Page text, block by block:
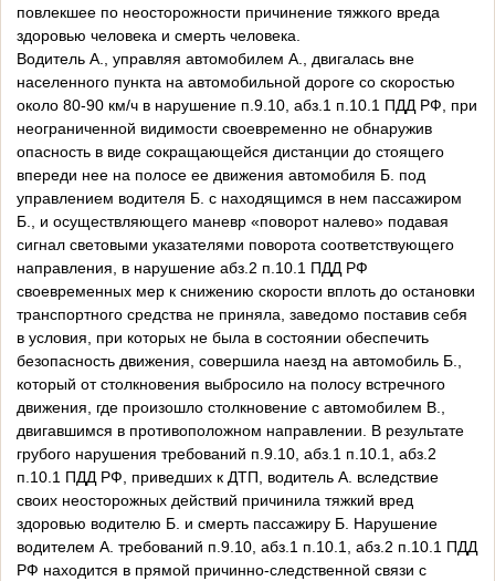
повлекшее по неосторожности причинение тяжкого вреда
здоровью человека и смерть человека.
Водитель А., управляя автомобилем А., двигалась вне
населенного пункта на автомобильной дороге со скоростью
около 80-90 км/ч в нарушение п.9.10, абз.1 п.10.1 ПДД РФ, при
неограниченной видимости своевременно не обнаружив
опасность в виде сокращающейся дистанции до стоящего
впереди нее на полосе ее движения автомобиля Б. под
управлением водителя Б. с находящимся в нем пассажиром
Б., и осуществляющего маневр «поворот налево» подавая
сигнал световыми указателями поворота соответствующего
направления, в нарушение абз.2 п.10.1 ПДД РФ
своевременных мер к снижению скорости вплоть до остановки
транспортного средства не приняла, заведомо поставив себя
в условия, при которых не была в состоянии обеспечить
безопасность движения, совершила наезд на автомобиль Б.,
который от столкновения выбросило на полосу встречного
движения, где произошло столкновение с автомобилем В.,
двигавшимся в противоположном направлении. В результате
грубого нарушения требований п.9.10, абз.1 п.10.1, абз.2
п.10.1 ПДД РФ, приведших к ДТП, водитель А. вследствие
своих неосторожных действий причинила тяжкий вред
здоровью водителю Б. и смерть пассажиру Б. Нарушение
водителем А. требований п.9.10, абз.1 п.10.1, абз.2 п.10.1 ПДД
РФ находится в прямой причинно-следственной связи с